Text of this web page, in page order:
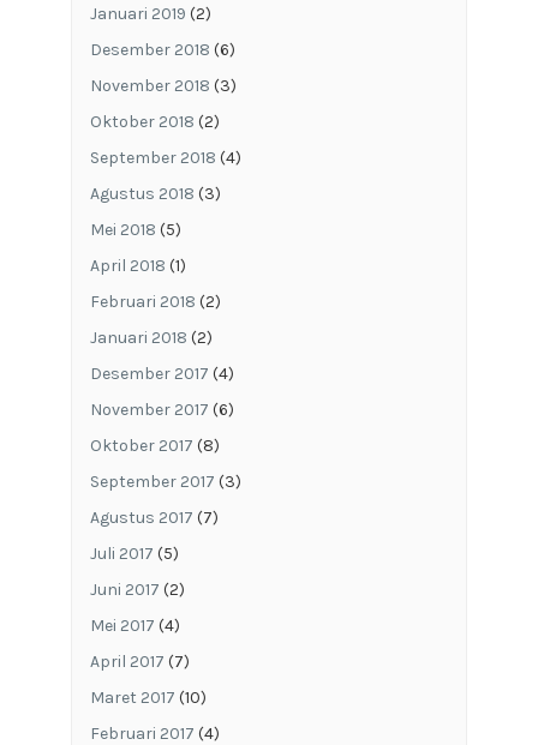
Januari 2019 (2)
Desember 2018 (6)
November 2018 (3)
Oktober 2018 (2)
September 2018 (4)
Agustus 2018 (3)
Mei 2018 (5)
April 2018 (1)
Februari 2018 (2)
Januari 2018 (2)
Desember 2017 (4)
November 2017 (6)
Oktober 2017 (8)
September 2017 (3)
Agustus 2017 (7)
Juli 2017 (5)
Juni 2017 (2)
Mei 2017 (4)
April 2017 (7)
Maret 2017 (10)
Februari 2017 (4)